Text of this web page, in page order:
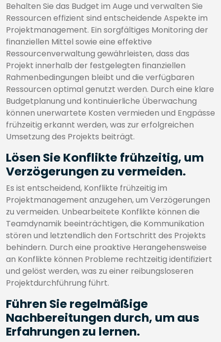
Behalten Sie das Budget im Auge und verwalten Sie
Ressourcen effizient sind entscheidende Aspekte im
Projektmanagement. Ein sorgfältiges Monitoring der
finanziellen Mittel sowie eine effektive
Ressourcenverwaltung gewährleisten, dass das
Projekt innerhalb der festgelegten finanziellen
Rahmenbedingungen bleibt und die verfügbaren
Ressourcen optimal genutzt werden. Durch eine klare
Budgetplanung und kontinuierliche Überwachung
können unerwartete Kosten vermieden und Engpässe
frühzeitig erkannt werden, was zur erfolgreichen
Umsetzung des Projekts beiträgt.
Lösen Sie Konflikte frühzeitig, um
Verzögerungen zu vermeiden.
Es ist entscheidend, Konflikte frühzeitig im
Projektmanagement anzugehen, um Verzögerungen
zu vermeiden. Unbearbeitete Konflikte können die
Teamdynamik beeinträchtigen, die Kommunikation
stören und letztendlich den Fortschritt des Projekts
behindern. Durch eine proaktive Herangehensweise
an Konflikte können Probleme rechtzeitig identifiziert
und gelöst werden, was zu einer reibungsloseren
Projektdurchführung führt.
Führen Sie regelmäßige
Nachbereitungen durch, um aus
Erfahrungen zu lernen.